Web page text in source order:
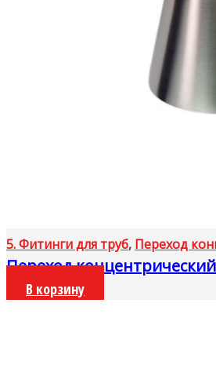
5. Фитинги для труб, Переход
Переход
В корзину